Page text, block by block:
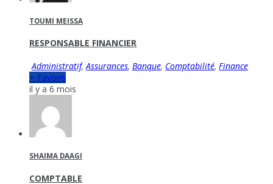
TOUMI MEISSA
RESPONSABLE FINANCIER
Administratif,Assurances, Banque, Comptabilité, Finance
+ Favoris
il y a 6 mois
SHAIMA DAAGI
COMPTABLE